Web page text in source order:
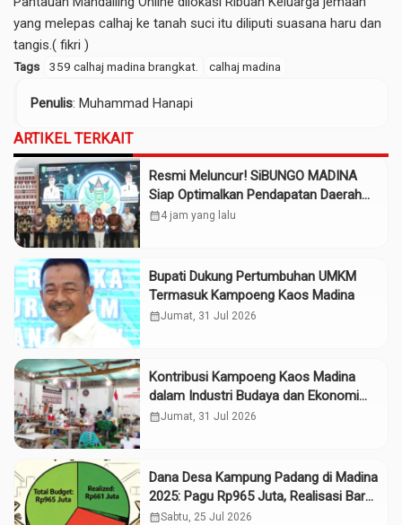
yang melepas calhaj ke tanah suci itu diliputi suasana haru dan
tangis.( fikri )
Tags 359 calhaj madina brangkat. calhaj madina
Penulis: Muhammad Hanapi
ARTIKEL TERKAIT
Resmi Meluncur! SiBUNGO MADINA
Siap Optimalkan Pendapatan Daerah
Madina
calendar_month4 jam yang lalu
Bupati Dukung Pertumbuhan UMKM
Termasuk Kampoeng Kaos Madina
calendar_monthJumat, 31 Jul 2026
Kontribusi Kampoeng Kaos Madina
dalam Industri Budaya dan Ekonomi
Daerah
calendar_monthJumat, 31 Jul 2026
Dana Desa Kampung Padang di Madina
2025: Pagu Rp965 Juta, Realisasi Baru
Rp661 Juta
calendar_monthSabtu, 25 Jul 2026